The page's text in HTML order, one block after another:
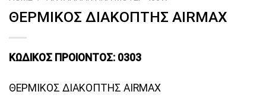
ΘΕΡΜΙΚΟΣ ΔΙΑΚΟΠΤΗΣ AIRMAX
ΚΩΔΙΚΟΣ ΠΡΟΙΟΝΤΟΣ: 0303
ΘΕΡΜΙΚΟΣ ΔΙΑΚΟΠΤΗΣ AIRMAX